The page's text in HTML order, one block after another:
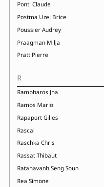
Ponti Claude
Postma Uzel Brice
Poussier Audrey
Praagman Milja
Pratt Pierre
R
Rambharos Jha
Ramos Mario
Rapaport Gilles
Rascal
Raschka Chris
Rassat Thibaut
Ratanavanh Seng Soun
Rea Simone